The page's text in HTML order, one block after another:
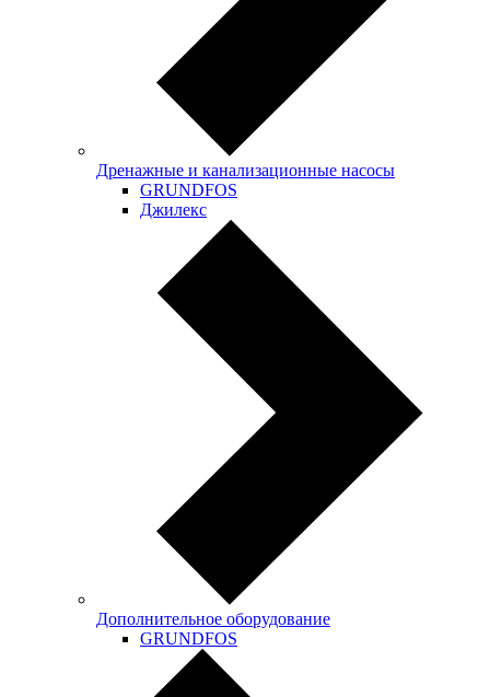
Дренажные и канализационные насосы
GRUNDFOS
Джилекс
Дополнительное оборудование
GRUNDFOS